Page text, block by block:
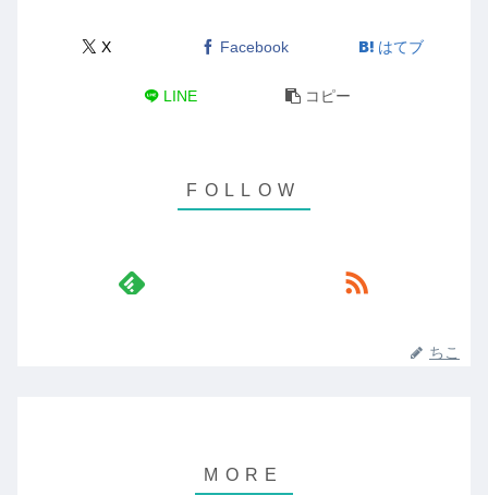
X Facebook はてブ
LINE コピー
ちこ